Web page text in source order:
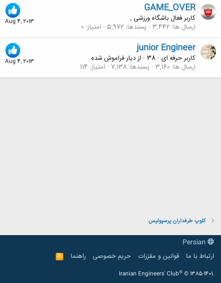
Aug 4, 2013
GAME_OVER
کاربر فعال باشگاه ورزشی ,
ارسال ها 3,442 پسندها 5,972 امتیاز 0
Aug 4, 2013
junior Engineer
کاربر حرفه ای ·
· ازدیار فراموش شده
ارسال ها 3,160 پسندها 7,138 امتیاز 114
کلوپ طرفداران پرسپولیس
ارتباط با ما
قوانین و مقرّرات حریم خصوصی راهنما
R
S
Iranian Engineers' Club® © 1385-1401.